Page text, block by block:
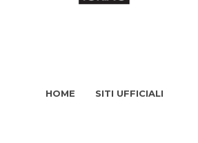
HOME SITI UFFICIALI